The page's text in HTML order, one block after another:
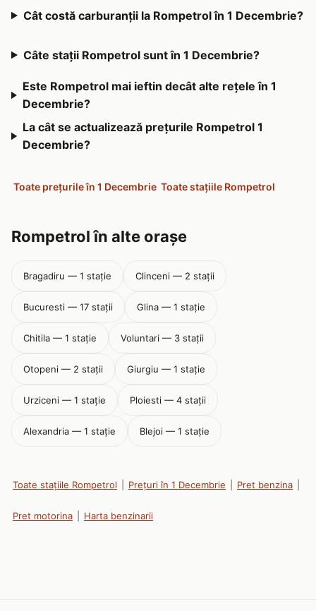
Cât costă carburanții la Rompetrol în 1 Decembrie?
Câte stații Rompetrol sunt în 1 Decembrie?
Este Rompetrol mai ieftin decât alte rețele în 1
Decembrie?
La cât se actualizează prețurile Rompetrol 1
Decembrie?
Toate prețurile în 1 Decembrie Toate stațiile Rompetrol
Rompetrol în alte orașe
Bragadiru — 1 stație Clinceni — 2 stații
Bucuresti — 17 stații Glina — 1 stație
Chitila — 1 stație Voluntari — 3 stații
Otopeni — 2 stații Giurgiu — 1 stație
Urziceni — 1 stație Ploiesti — 4 stații
Alexandria — 1 stație Blejoi — 1 stație
Toate stațiile Rompetrol Prețuri în 1 Decembrie Pret benzina
Pret motorina Harta benzinarii